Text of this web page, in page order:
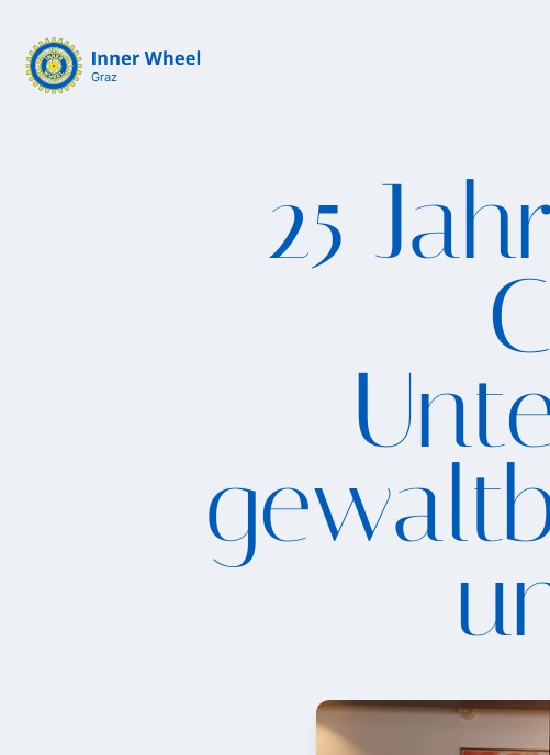
Graz
25